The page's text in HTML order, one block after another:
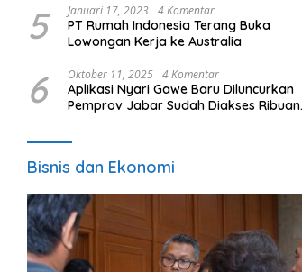
5 Januari 17, 2023 4 Komentar
PT Rumah Indonesia Terang Buka
Lowongan Kerja ke Australia
6 Oktober 11, 2025 4 Komentar
Aplikasi Nyari Gawe Baru Diluncurkan
Pemprov Jabar Sudah Diakses Ribuan
Bisnis dan Ekonomi